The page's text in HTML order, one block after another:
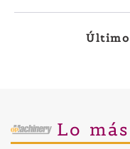
Último
Lo